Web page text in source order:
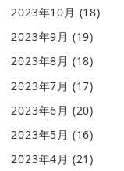
2023年10月 (18)
2023年9月 (19)
2023年8月 (18)
2023年7月 (17)
2023年6月 (20)
2023年5月 (16)
2023年4月 (21)